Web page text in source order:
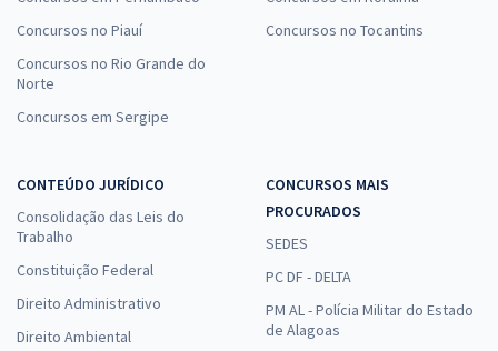
Concursos no Piauí
Concursos no Rio Grande do
Norte
Concursos em Sergipe
Concursos no Tocantins
CONTEÚDO JURÍDICO
Consolidação das Leis do
Trabalho
Constituição Federal
Direito Administrativo
Direito Ambiental
CONCURSOS MAIS
PROCURADOS
SEDES
PC DF - DELTA
PM AL - Polícia Militar do Estado
de Alagoas